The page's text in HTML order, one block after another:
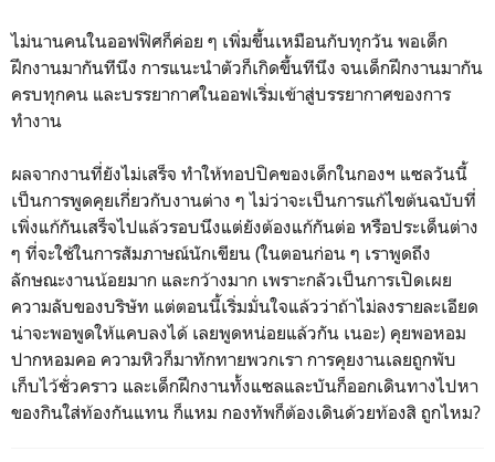
ไม่นานคนในออฟฟิศก็ค่อย ๆ เพิ่มขึ้นเหมือนกับทุกวัน พอเด็ก
ฝึกงานมากันทีนึง การแนะนำตัวก็เกิดขึ้นทีนึง จนเด็กฝึกงานมากัน
ครบทุกคน และบรรยากาศในออฟเริ่มเข้าสู่บรรยากาศของการ
ทำงาน
ผลจากงานที่ยังไม่เสร็จ ทำให้ทอปปิคของเด็กในกองฯ แซลวันนี้
เป็นการพูดคุยเกี่ยวกับงานต่าง ๆ ไม่ว่าจะเป็นการแก้ไขต้นฉบับที่
เพิ่งแก้กันเสร็จไปแล้วรอบนึงแต่ยังต้องแก้กันต่อ หรือประเด็นต่าง
ๆ ที่จะใช้ในการสัมภาษณ์นักเขียน (ในตอนก่อน ๆ เราพูดถึง
ลักษณะงานน้อยมาก และกว้างมาก เพราะกลัวเป็นการเปิดเผย
ความลับของบริษัท แต่ตอนนี้เริ่มมั่นใจแล้วว่าถ้าไม่ลงรายละเอียด
น่าจะพอพูดให้แคบลงได้ เลยพูดหน่อยแล้วกัน เนอะ) คุยพอหอม
ปากหอมคอ ความหิวก็มาทักทายพวกเรา การคุยงานเลยถูกพับ
เก็บไว้ชั่วคราว และเด็กฝึกงานทั้งแซลและบันก็ออกเดินทางไปหา
ของกินใส่ท้องกันแทน ก็แหม กองทัพก็ต้องเดินด้วยท้องสิ ถูกไหม?